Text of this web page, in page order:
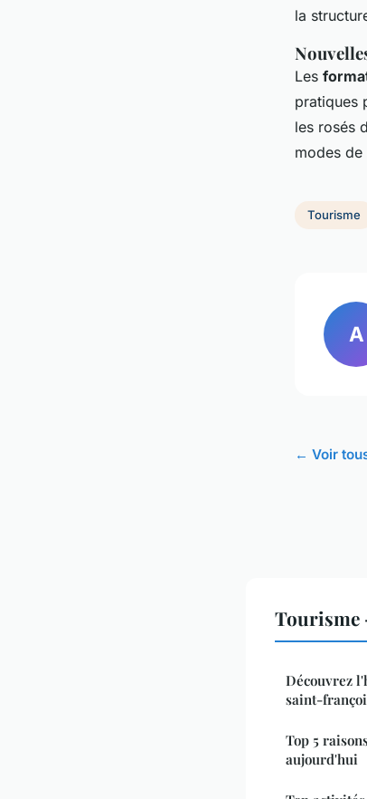
la
Les
pratiques
les rosés
modes
Tourisme
A
← Voir
Tourisme
Découvrez
saint-
Top 5
aujourd'hui